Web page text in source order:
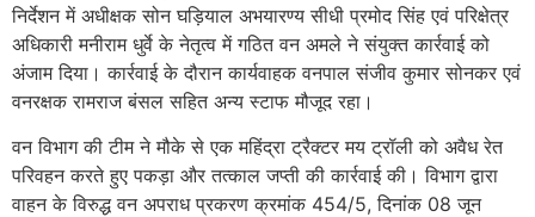
निर्देशन में अधीक्षक सोन घड़ियाल अभयारण्य सीधी प्रमोद सिंह एवं परिक्षेत्र
अधिकारी मनीराम धुर्वे के नेतृत्व में गठित वन अमले ने संयुक्त कार्रवाई को
अंजाम दिया। कार्रवाई के दौरान कार्यवाहक वनपाल संजीव कुमार सोनकर एवं
वनरक्षक रामराज बंसल सहित अन्य स्टाफ मौजूद रहा।
वन विभाग की टीम ने मौके से एक महिंद्रा ट्रैक्टर मय ट्रॉली को अवैध रेत
परिवहन करते हुए पकड़ा और तत्काल जप्ती की कार्रवाई की। विभाग द्वारा
वाहन के विरुद्ध वन अपराध प्रकरण क्रमांक 454/5, दिनांक 08 जून